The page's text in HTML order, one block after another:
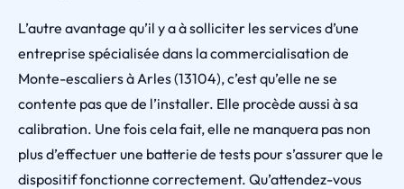
L’autre avantage qu’il y a à solliciter les services d’une
entreprise spécialisée dans la commercialisation de
Monte-escaliers à Arles (13104), c’est qu’elle ne se
contente pas que de l’installer. Elle procède aussi à sa
calibration. Une fois cela fait, elle ne manquera pas non
plus d’effectuer une batterie de tests pour s’assurer que le
dispositif fonctionne correctement. Qu’attendez-vous